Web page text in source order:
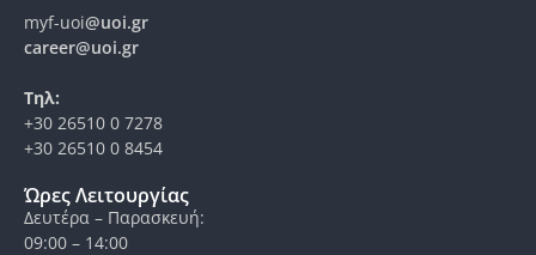
myf-uoi@uoi.gr
career@uoi.gr
Τηλ:
+30 26510 0 7278
+30 26510 0 8454
Ώρες Λειτουργίας
Δευτέρα – Παρασκευή:
09:00 – 14:00